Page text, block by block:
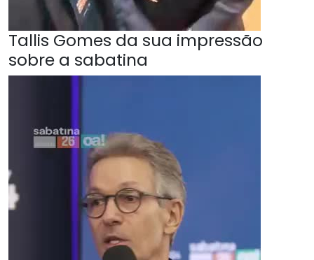
Tallis Gomes da sua impressão
sobre a sabatina